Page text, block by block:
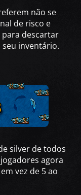
não se
de risco e
descartar
inventário.
silver de todos
agora
vez de 5 ao